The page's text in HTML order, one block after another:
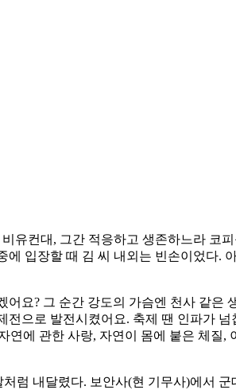
유컨대, 그간 적응하고 생존하느라 코
입장할 때 김 씨 내외는 빈손이었다.
요? 그 순간 강도의 가슴엔 천사 같은
으로 발전시켰어요. 축제 땐 인파가
에 관한 사랑, 자연이 몸에 붙은 체질,
럼 내달렸다. 보안사(현 기무사)에서 군